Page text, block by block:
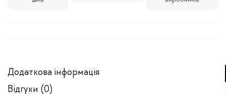
Додаткова інформація
Відгуки (0)